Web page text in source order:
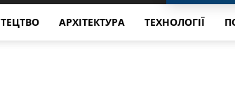
АРХІТЕКТУРА ТЕХНОЛОГІЇ